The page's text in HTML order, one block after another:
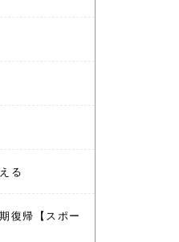
る
復帰【スポー